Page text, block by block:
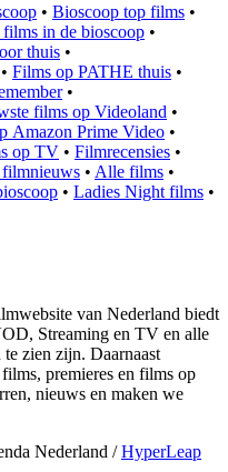
• Bioscoop top films •
in de bioscoop •
thuis •
• Films op PATHE thuis •
•
films op Videoland •
Amazon Prime Video •
op TV • Filmrecensies •
filmnieuws • Alle films •
• Ladies Night films •
van Nederland biedt
Streaming en TV en alle
zien zijn. Daarnaast
premieres en films op
nieuws en maken we
Nederland /HyperLeap